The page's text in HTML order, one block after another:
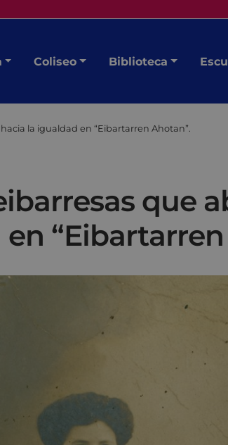
Coliseo Biblioteca
la igualdad en “Eibartarren Ahotan”.
que